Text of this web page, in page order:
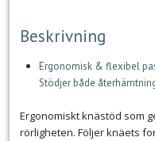
Beskrivning
Ergonomisk & flexibel
Stödjer både
Ergonomiskt knästöd som
rörligheten. Följer knäets